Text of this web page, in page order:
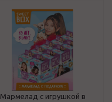
Мармелад с игрушкой в